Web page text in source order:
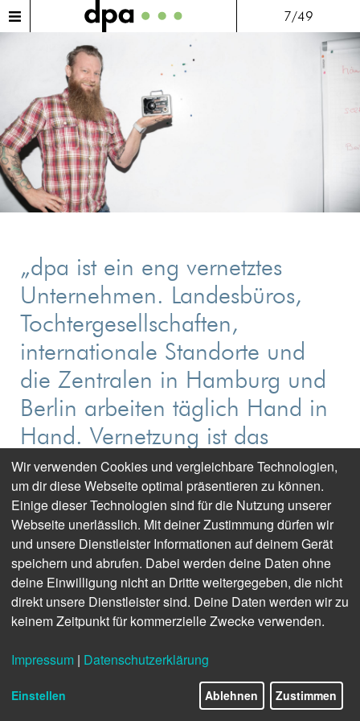
7/49
„dpa ist ein eng vernetztes
Unternehmen. Landesbüros,
Tochtergesellschaften,
internationale Standorte und
die Zentralen in Hamburg und
Berlin arbeiten täglich Hand in
Hand. Vernetzung ist das
Lebenselixier der Agentur seit
ihrer Gründung. Meine
Mission: Das soll auch so
bleiben.“
Sascha Mothus, mecom Medien-Communikations-
Gesellschaft, Netzwerkexperte und
Systemadministrator
TEXTFUNKPRÜFGERÄT
: Sascha mit einem Teletron
Pr.G.62 der Firma Pfitzner (Frankfurt). Bei dpa ab den
Wir verwenden Cookies und vergleichbare Technologien,
um dir diese Webseite optimal präsentieren zu können.
Einige dieser Technologien sind für die Nutzung unserer
Webseite unerlässlich. Mit deiner Zustimmung dürfen wir
und unsere Dienstleister Informationen auf deinem Gerät
speichern und abrufen. Dabei werden deine Daten ohne
deine Einwilligung nicht an Dritte weitergegeben, die nicht
direkt unsere Dienstleister sind. Deine Daten werden wir zu
keinem Zeitpunkt für kommerzielle Zwecke verwenden.
Impressum | Datenschutzerklärung
Einstellen Ablehnen Zustimmen